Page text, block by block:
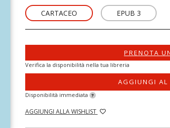
CARTACEO EPUB 3
PRENOTA
Verifica la disponibilità nella tua libreria
AGGIUNGI AL
Disponibilità immediata ?
AGGIUNGI ALLA WISHLIST